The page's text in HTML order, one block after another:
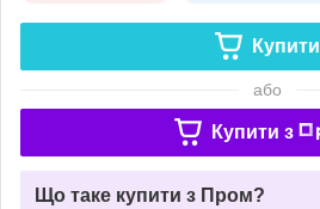
Купити
або
Купити з
Що таке купити з Пром?